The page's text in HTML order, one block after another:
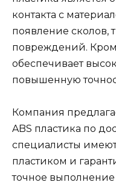
контакта с
появление сколов,
повреждений.
обеспечивает
повышенную
Компания
ABS пластика по
специалисты имеют
пластиком и
точное выполнение